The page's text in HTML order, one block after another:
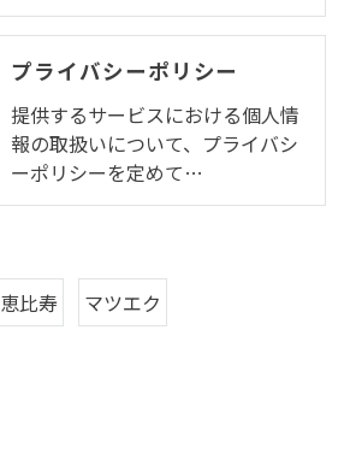
プライバシーポリシー
提供するサービスにおける個人情
報の取扱いについて、プライバシ
ーポリシーを定めて…
恵比寿 マツエク